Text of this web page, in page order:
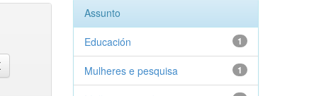
Assunto
1
Educación
1
Mulheres e pesquisa